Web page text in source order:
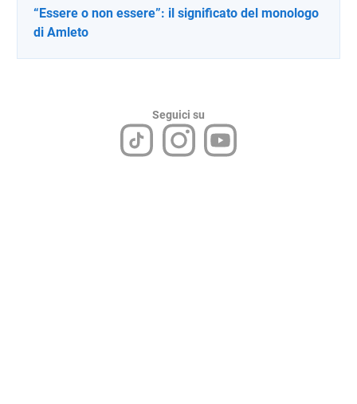
“Essere o non essere”: il significato del monologo
di Amleto
Seguici su